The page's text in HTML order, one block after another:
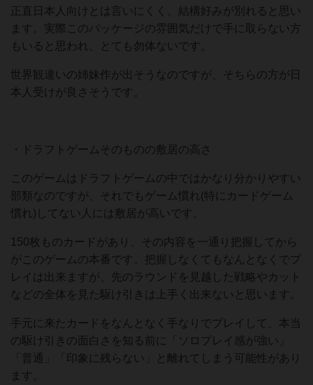
正直日本人向けとは言いにくく、結構好みが別れると思い
ます。実際このパッケージの雰囲気だけで手に取らない方
もいると思われ、とても勿体ないです。
世界観違いの姉妹作が出そうなのですが、そちらの方が日
本人受けが良さそうです。
・ドラフトゲームそのものの敷居の高さ
このゲームはドラフトゲームの中ではかなり分かりやすい
部類なのですが、それでもゲーム慣れ(特にカードゲーム
慣れ)してない人には敷居が高いです。
150枚ものカードがあり、その内容を一通り把握してから
がこのゲームの本番です。把握しなくてもなんとなくでプ
レイは出来ますが、先のラウンドを見越した戦略やカット
などの全体を見た駆け引きは上手く出来ないと思います。
手元に来たカードをなんとなく手なりでプレイして、本当
の駆け引きの面白さを知る前に「ソロプレイ感が強い」
「普通」「印象に残らない」と離れてしまう可能性があり
ます。